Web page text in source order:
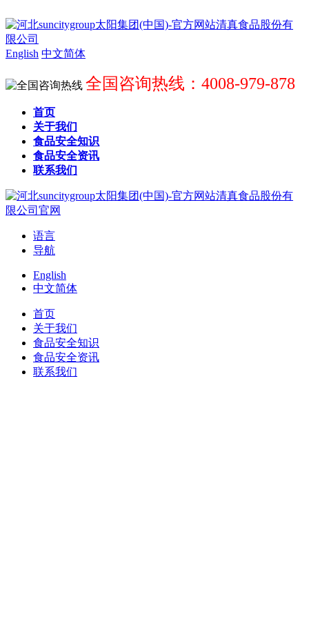
English 中文简体
全国咨询热线：4008-979-878
首页
关于我们
食品安全知识
食品安全资讯
联系我们
语言
导航
English
中文简体
首页
关于我们
食品安全知识
食品安全资讯
联系我们